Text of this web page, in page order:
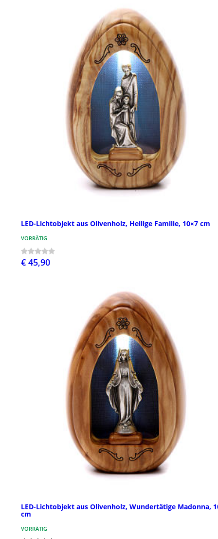
LED-Lichtobjekt aus Olivenholz, Heilige Familie, 10×7 cm
VORRÄTIG
€ 45,90
LED-Lichtobjekt aus Olivenholz, Wundertätige Madonna,
cm
VORRÄTIG